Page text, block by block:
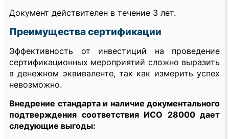
Документ действителен в течение 3 лет.
Преимущества сертификации
Эффективность от инвестиций на проведение
сертификационных мероприятий сложно выразить
в денежном эквиваленте, так как измерить успех
невозможно.
Внедрение стандарта и наличие документального
подтверждения соответствия ИСО 28000 дает
следующие выгоды: